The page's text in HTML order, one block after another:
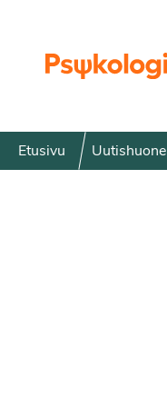
Etusivu Uutishuone